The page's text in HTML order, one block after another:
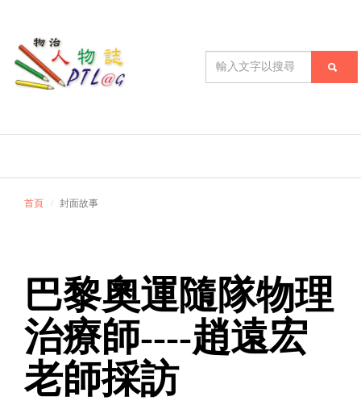
首頁 封面故事
巴黎奧運隨隊物理
治療師----趙遠宏
老師採訪